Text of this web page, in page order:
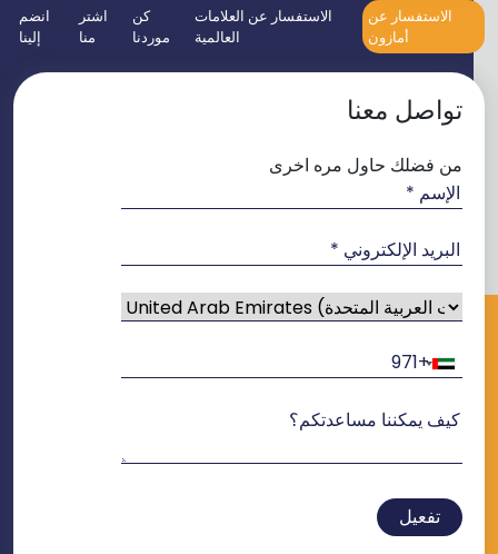
الاستفسار عن
أمازون
الاستفسار عن العلامات
العالمية
كن
موردنا
اشتر
منا
انضم
إلينا
تواصل معنا
من فضلك حاول مره اخرى
تفعيل